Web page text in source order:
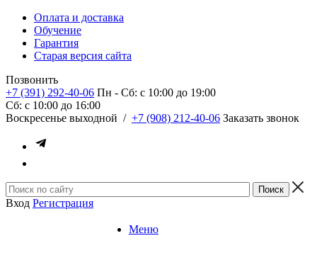
Оплата и доставка
Обучение
Гарантия
Старая версия сайта
Позвонить
+7 (391) 292-40-06 Пн - Сб: c 10:00 до 19:00
Сб: c 10:00 до 16:00
​Воскресенье выходной / +7 (908) 212-40-06 Заказать звонок
Вход Регистрация
Меню